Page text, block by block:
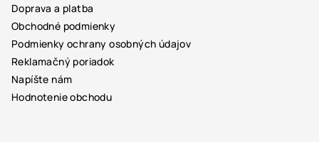
Doprava a platba
Obchodné podmienky
Podmienky ochrany osobných údajov
Reklamačný poriadok
Napíšte nám
Hodnotenie obchodu